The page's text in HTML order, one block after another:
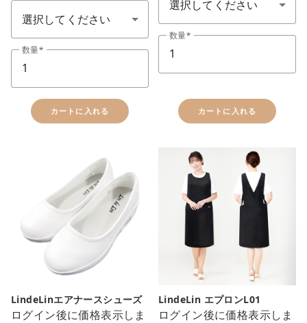
数量
カートに入れる
数量
カートに入れる
LindeLinエアナースシューズ
ログイン後に価格表示しま
LindeLin エプロンL01
ログイン後に価格表示しま